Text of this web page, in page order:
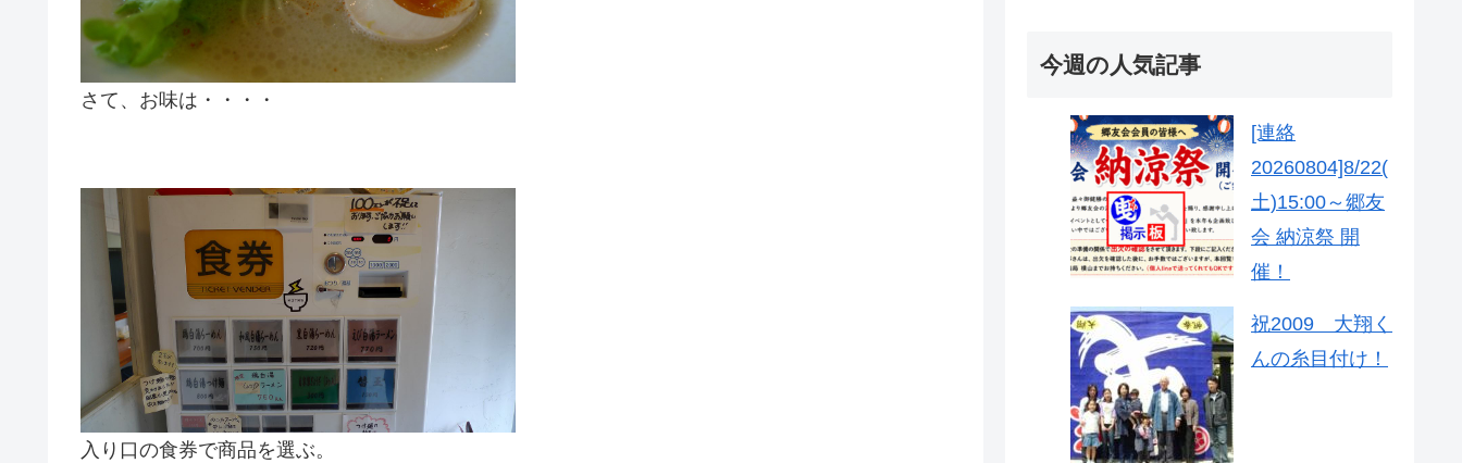
さて、お味は・・・・
入り口の食券で商品を選ぶ。
今週の人気記事
[連絡
20260804]8/22(
土)15:00～郷友
会 納涼祭 開
催！
祝2009 大翔く
んの糸目付け！